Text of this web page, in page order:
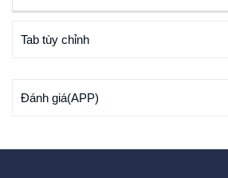
Tab tùy chỉnh
Đánh giá(APP)